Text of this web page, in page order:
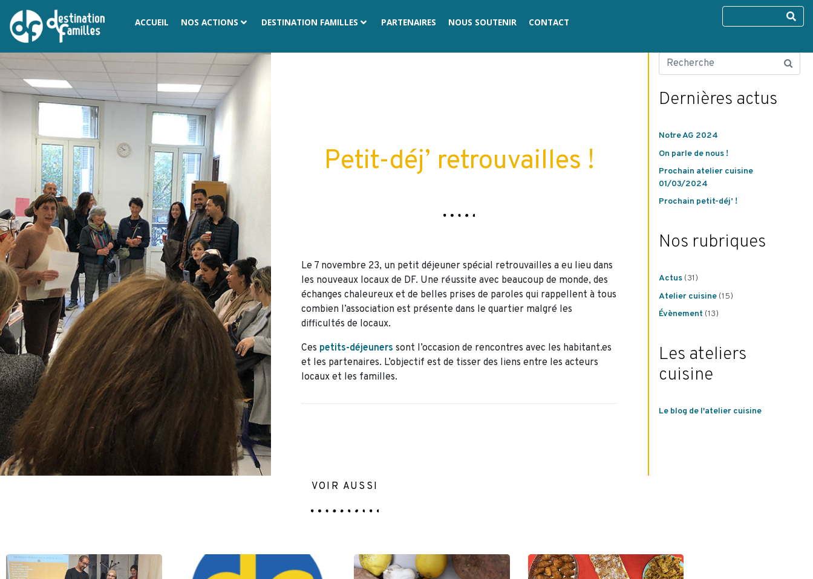
ACCUEIL NOS ACTIONS DESTINATION FAMILLES PARTENAIRES NOUS SOUTENIR CONTACT
Petit-déj’ retrouvailles !
Le 7 novembre 23, un petit déjeuner spécial retrouvailles a eu lieu dans
les nouveaux locaux de DF. Une réussite avec beaucoup de monde, des
échanges chaleureux et de belles prises de paroles qui rappellent à tous
combien l’association est présente dans le quartier malgré les
difficultés de locaux.
Ces petits-déjeuners sont l’occasion de rencontres avec les habitant.es
et les partenaires. L’objectif est de tisser des liens entre les acteurs
locaux et les familles.
Dernières actus
Notre AG 2024
On parle de nous !
Prochain atelier cuisine
01/03/2024
Prochain petit-déj’ !
Nos rubriques
Actus(31)
Atelier cuisine(15)
Évènement (13)
Les ateliers
cuisine
Le blog de l'atelier cuisine
VOIR AUSSI